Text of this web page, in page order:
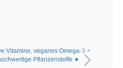
Vitamine, veganes Omega-3 +
Pflanzenstoffe